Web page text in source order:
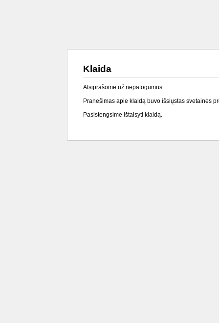
Klaida
Atsiprašome už nepatogumus.
Pranešimas apie klaidą buvo išsiųstas svetainės
Pasistengsime ištaisyti klaidą.